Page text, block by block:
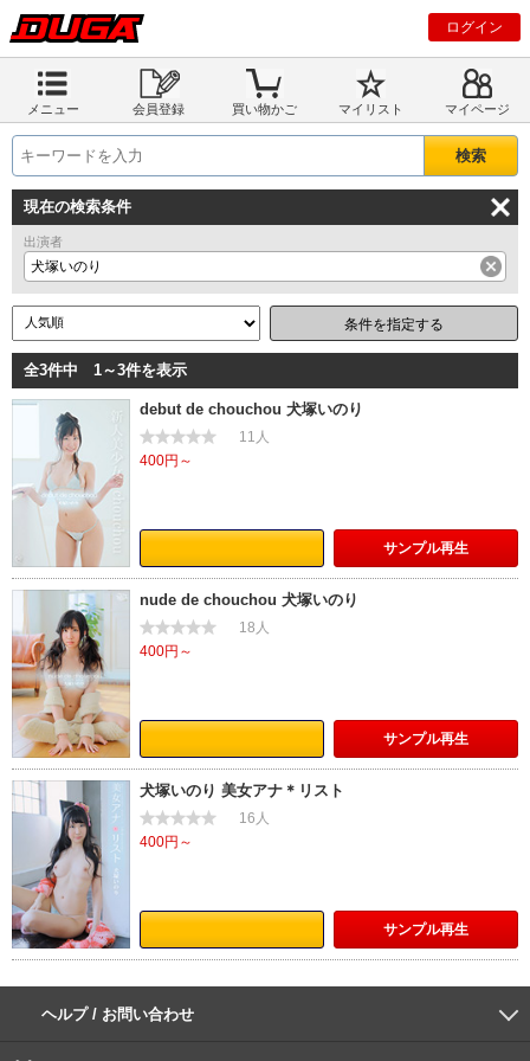
ログイン
メニュー 会員登録 買い物かご マイリスト マイページ
現在の検索条件
出演者
犬塚いのり
条件を指定する
全3件中 1～3件を表示
debut de chouchou 犬塚いのり
11人
400円～
サンプル再生
nude de chouchou 犬塚いのり
18人
400円～
サンプル再生
犬塚いのり 美女アナ＊リスト
16人
400円～
サンプル再生
ヘルプ / お問い合わせ